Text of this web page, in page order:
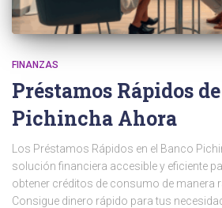
FINANZAS
Préstamos Rápidos
Pichincha Ahora
Los Préstamos Rápidos en el Banco
solución financiera accesible y eficiente
obtener créditos de consumo de manera
Consigue dinero rápido para tus